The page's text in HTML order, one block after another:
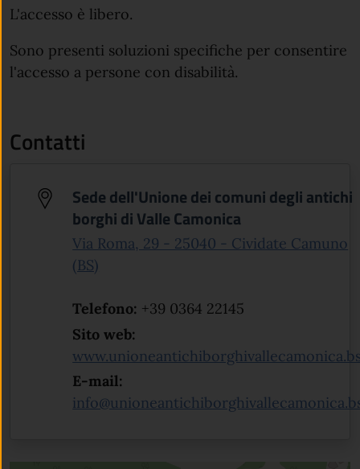
L'accesso è libero.
Sono presenti soluzioni specifiche per consentire
l'accesso a persone con disabilità.
Contatti
Sede dell'Unione dei comuni degli antichi
borghi di Valle Camonica
Via Roma, 29 - 25040 - Cividate Camuno
(BS)
Telefono: +39 0364 22145
Sito web:
E-mail: